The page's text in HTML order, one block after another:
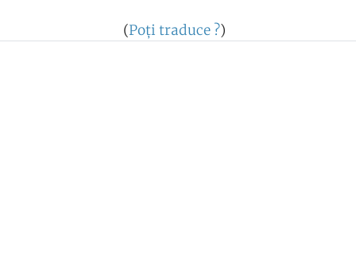
(Poţi traduce ?)